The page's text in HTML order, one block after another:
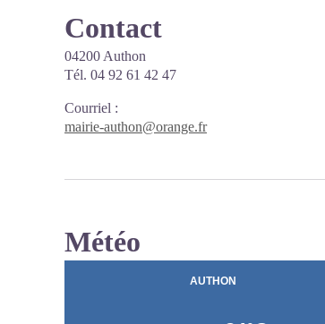
Contact
04200 Authon
Tél. 04 92 61 42 47
Courriel :
mairie-authon@orange.fr
Météo